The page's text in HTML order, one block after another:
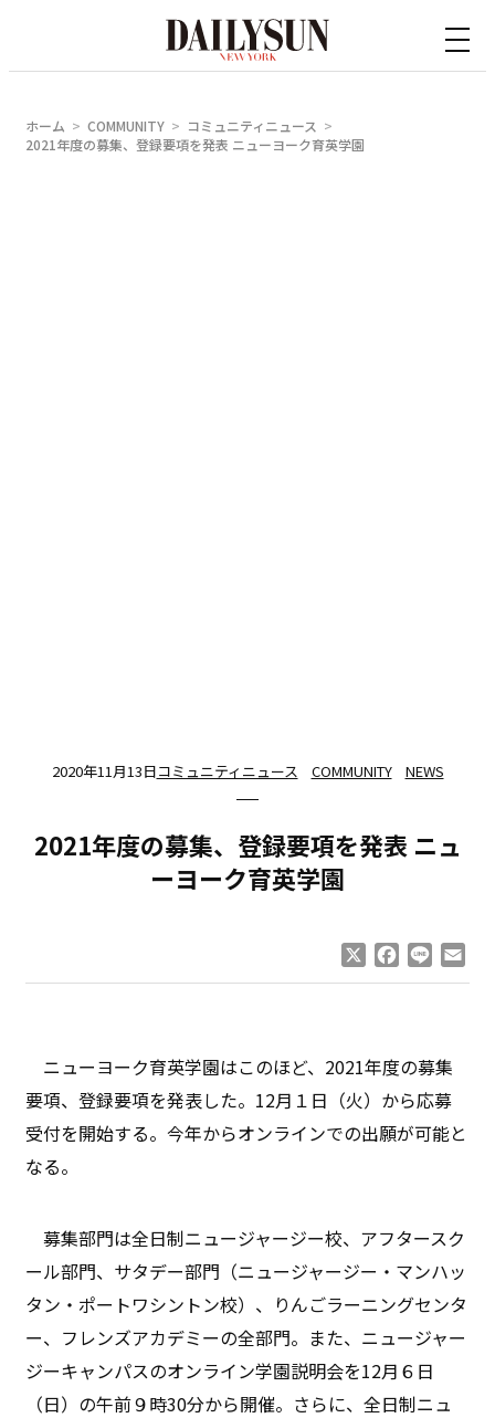
ホーム COMMUNITY
コミュニティニュース
2021年度の募集、登録要項を発表 ニューヨーク育英学園
2020年11月13日コミュニティニュース COMMUNITY NEWS
2021年度の募集、登録要項を発表 ニュ
ーヨーク育英学園
Facebook
Line
ニューヨーク育英学園はこのほど、2021年度の募集
要項、登録要項を発表した。12月１日（火）から応募
受付を開始する。今年からオンラインでの出願が可能と
なる。
募集部門は全日制ニュージャージー校、アフタースク
ール部門、サタデー部門（ニュージャージー・マンハッ
タン・ポートワシントン校）、りんごラーニングセンタ
ー、フレンズアカデミーの全部門。 また、ニュージャー
ジーキャンパスのオンライン学園説明会を12月６日
（日）の午前９時30分から開催。さらに、全日制ニュ